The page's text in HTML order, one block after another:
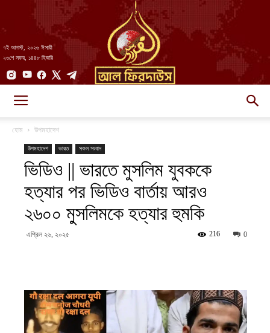
৭ই আগস্ট, ২০২৬ ঈসায়ী
২৩শে সফর, ১৪৪৮ হিজরি
||
আল-
হোম উপমহাদেশ
উপমহাদেশ ভারত সকল সংবাদ
ভিডিও || ভারতে মুসলিম যুবককে
হত্যার পর ভিডিও বার্তায় আরও
২৬০০ মুসলিমকে হত্যার হুমকি
এপ্রিল ২৬, ২০২৫ 0
216